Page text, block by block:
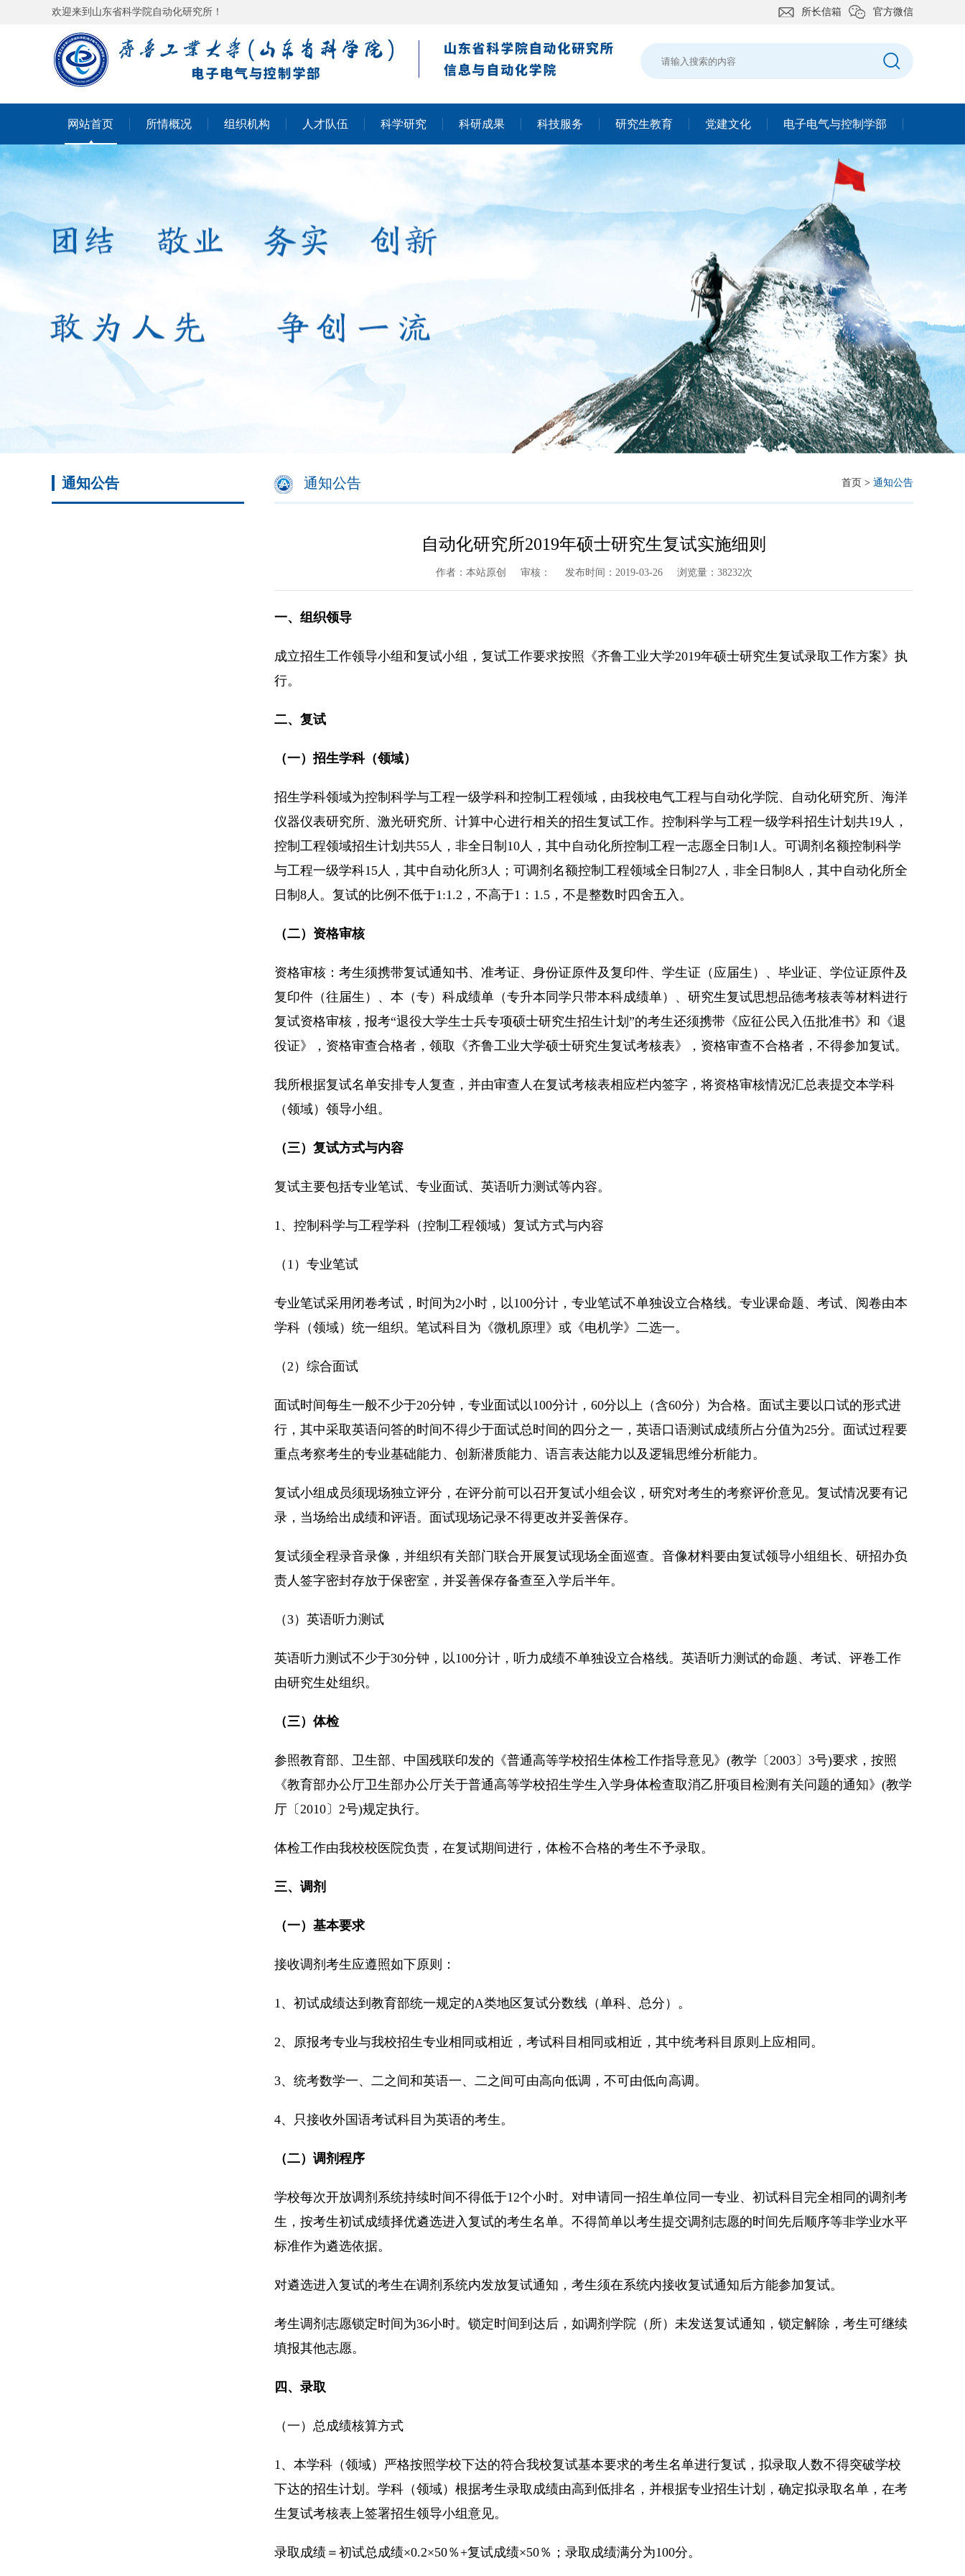
欢迎来到山东省科学院自动化研究所！ 所长信箱 官方微信
网站首页 所情概况 组织机构 人才队伍 科学研究 科研成果 科技服务 研究生教育 党建文化 电子电气与控制学部
通知公告 通知公告 首页 > 通知公告
自动化研究所2019年硕士研究生复试实施细则
作者：本站原创 审核： 发布时间：2019-03-26 浏览量：38232次
一、组织领导
成立招生工作领导小组和复试小组，复试工作要求按照《齐鲁工业大学2019年硕士研究生复试录取工作方案》执
行。
二、复试
（一）招生学科（领域）
招生学科领域为控制科学与工程一级学科和控制工程领域，由我校电气工程与自动化学院、自动化研究所、海洋
仪器仪表研究所、激光研究所、计算中心进行相关的招生复试工作。控制科学与工程一级学科招生计划共19人，
控制工程领域招生计划共55人，非全日制10人，其中自动化所控制工程一志愿全日制1人。可调剂名额控制科学
与工程一级学科15人，其中自动化所3人；可调剂名额控制工程领域全日制27人，非全日制8人，其中自动化所全
日制8人。复试的比例不低于1:1.2，不高于1：1.5，不是整数时四舍五入。
（二）资格审核
资格审核：考生须携带复试通知书、准考证、身份证原件及复印件、学生证（应届生）、毕业证、学位证原件及
复印件（往届生）、本（专）科成绩单（专升本同学只带本科成绩单）、研究生复试思想品德考核表等材料进行
复试资格审核，报考“退役大学生士兵专项硕士研究生招生计划”的考生还须携带《应征公民入伍批准书》和《退
役证》，资格审查合格者，领取《齐鲁工业大学硕士研究生复试考核表》，资格审查不合格者，不得参加复试。
我所根据复试名单安排专人复查，并由审查人在复试考核表相应栏内签字，将资格审核情况汇总表提交本学科
（领域）领导小组。
（三）复试方式与内容
复试主要包括专业笔试、专业面试、英语听力测试等内容。
1、控制科学与工程学科（控制工程领域）复试方式与内容
（1）专业笔试
专业笔试采用闭卷考试，时间为2小时，以100分计，专业笔试不单独设立合格线。专业课命题、考试、阅卷由本
学科（领域）统一组织。笔试科目为《微机原理》或《电机学》二选一。
（2）综合面试
面试时间每生一般不少于20分钟，专业面试以100分计，60分以上（含60分）为合格。面试主要以口试的形式进
行，其中采取英语问答的时间不得少于面试总时间的四分之一，英语口语测试成绩所占分值为25分。面试过程要
重点考察考生的专业基础能力、创新潜质能力、语言表达能力以及逻辑思维分析能力。
复试小组成员须现场独立评分，在评分前可以召开复试小组会议，研究对考生的考察评价意见。复试情况要有记
录，当场给出成绩和评语。面试现场记录不得更改并妥善保存。
复试须全程录音录像，并组织有关部门联合开展复试现场全面巡查。音像材料要由复试领导小组组长、研招办负
责人签字密封存放于保密室，并妥善保存备查至入学后半年。
（3）英语听力测试
英语听力测试不少于30分钟，以100分计，听力成绩不单独设立合格线。英语听力测试的命题、考试、评卷工作
由研究生处组织。
（三）体检
参照教育部、卫生部、中国残联印发的《普通高等学校招生体检工作指导意见》(教学〔2003〕3号)要求，按照
《教育部办公厅卫生部办公厅关于普通高等学校招生学生入学身体检查取消乙肝项目检测有关问题的通知》(教学
厅〔2010〕2号)规定执行。
体检工作由我校校医院负责，在复试期间进行，体检不合格的考生不予录取。
三、调剂
（一）基本要求
接收调剂考生应遵照如下原则：
1、初试成绩达到教育部统一规定的A类地区复试分数线（单科、总分）。
2、原报考专业与我校招生专业相同或相近，考试科目相同或相近，其中统考科目原则上应相同。
3、统考数学一、二之间和英语一、二之间可由高向低调，不可由低向高调。
4、只接收外国语考试科目为英语的考生。
（二）调剂程序
学校每次开放调剂系统持续时间不得低于12个小时。对申请同一招生单位同一专业、初试科目完全相同的调剂考
生，按考生初试成绩择优遴选进入复试的考生名单。不得简单以考生提交调剂志愿的时间先后顺序等非学业水平
标准作为遴选依据。
对遴选进入复试的考生在调剂系统内发放复试通知，考生须在系统内接收复试通知后方能参加复试。
考生调剂志愿锁定时间为36小时。锁定时间到达后，如调剂学院（所）未发送复试通知，锁定解除，考生可继续
填报其他志愿。
四、录取
（一）总成绩核算方式
1、本学科（领域）严格按照学校下达的符合我校复试基本要求的考生名单进行复试，拟录取人数不得突破学校
下达的招生计划。学科（领域）根据考生录取成绩由高到低排名，并根据专业招生计划，确定拟录取名单，在考
生复试考核表上签署招生领导小组意见。
录取成绩＝初试总成绩×0.2×50％+复试成绩×50％；录取成绩满分为100分。